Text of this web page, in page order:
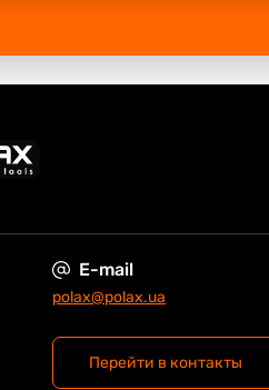
E-mail
polax@polax.ua
Перейти в контакты